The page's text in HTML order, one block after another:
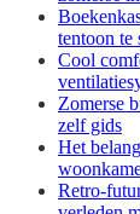
tentoon te
Cool
Zomerse
zelf gids
Het
Retro-